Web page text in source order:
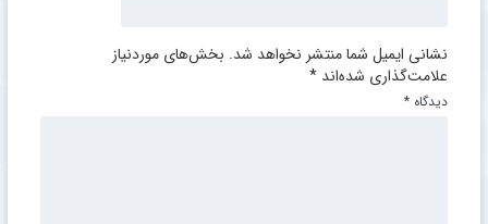
نشانی ایمیل شما منتشر نخواهد شد. بخش‌های موردنیاز
علامت‌گذاری شده‌اند *
دیدگاه *